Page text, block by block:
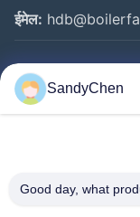
ईमेल:
त्वरित लिंक
घर
वीडियो
SandyChen
Good day, what